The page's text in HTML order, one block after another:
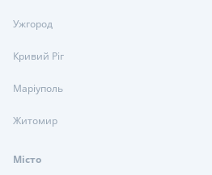
Ужгород
Кривий Ріг
Маріуполь
Житомир
Місто